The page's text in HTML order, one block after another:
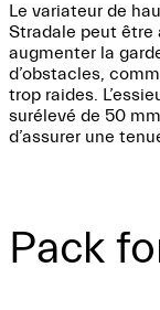
Le variateur de
Stradale peut être
augmenter la
d’obstacles,
trop raides.
surélevé de 50
d’assurer une
Pack